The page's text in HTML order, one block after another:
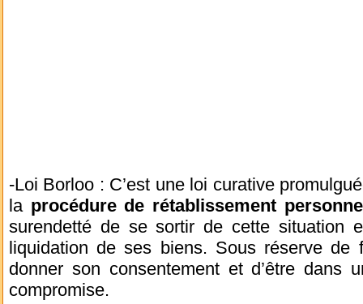
-Loi Borloo : C’est une loi curative
la procédure de rétablissement
surendetté de se sortir de cette situation
liquidation de ses biens. Sous réserve de
donner son consentement et d’être dans
compromise.